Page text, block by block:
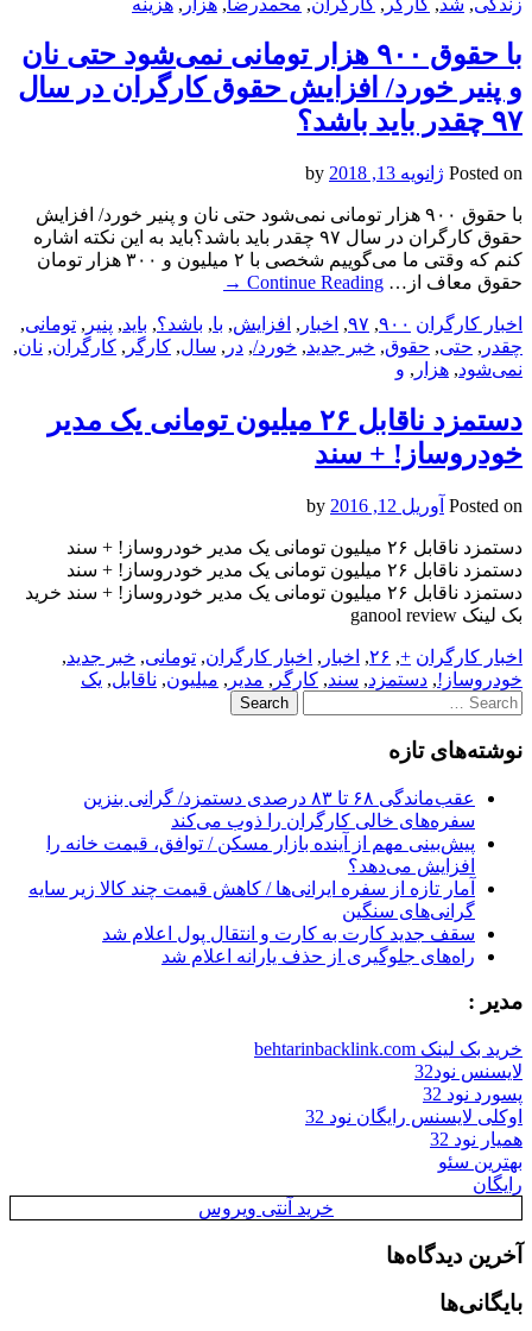
با حقوق ۹۰۰ هزار تومانی نمی‌شود حتی نان
و پنیر خورد/ افزایش حقوق کارگران در سال
۹۷ چقدر باید باشد؟
Posted on ژانویه 13, 2018
با حقوق ۹۰۰ هزار تومانی نمی‌شود حتی نان و پنیر خورد/ افزایش
حقوق کارگران در سال ۹۷ چقدر باید باشد؟باید به این نکته اشاره
کنم که وقتی ما می‌گوییم شخصی با ۲ میلیون و ۳۰۰ هزار تومان
حقوق معاف از… Continue Reading
→
اخبار کارگران ۹۰۰, ۹۷, اخبار , افزایش, با, باشد؟, باید, پنیر , تومانی,
چقدر , حتی, حقوق, خبر جدید, خورد/, در , سال, کارگر , کارگران, نان,
نمی‌شود, هزار , و
دستمزد ناقابل ۲۶ میلیون تومانی یک مدیر
خودروساز! + سند
Posted on آوریل 12, 2016
دستمزد ناقابل ۲۶ میلیون تومانی یک مدیر خودروساز! + سند
دستمزد ناقابل ۲۶ میلیون تومانی یک مدیر خودروساز! + سند
دستمزد ناقابل ۲۶ میلیون تومانی یک مدیر خودروساز! + سند خرید
بک لینک ganool review
اخبار کارگران +
, ۲۶, اخبار , اخبار کارگران, تومانی, خبر جدید,
خودروساز!, دستمزد, سند, کارگر , مدیر , میلیون, ناقابل, یک
Search
for:
نوشته‌های تازه
عقب‌ماندگی ۶۸ تا ۸۳ درصدی دستمزد/ گرانی بنزین
سفره‌های خالی کارگران را ذوب می‌کند
پیش‌بینی مهم از آینده بازار مسکن / توافق، قیمت خانه را
افزایش می‌دهد؟
آمار تازه از سفره ایرانی‌ها / کاهش قیمت چند کالا زیر سایه
گرانی‌های سنگین
سقف جدید کارت به کارت و انتقال پول اعلام شد
راه‌های جلوگیری از حذف یارانه اعلام شد
مدیر :
خرید بک لینک behtarinbacklink.com
لایسنس نود32
پسورد نود 32
اوکلی لایسنس رایگان نود 32
همیار نود 32
بهترین سئو
رایگان
خرید آنتی ویروس
آخرین دیدگاه‌ها
بایگانی‌ها